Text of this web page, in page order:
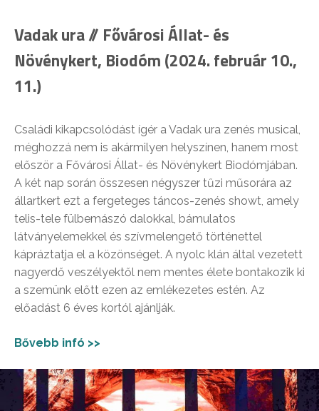
Vadak ura // Fővárosi Állat- és
Növénykert, Biodóm (2024. február 10.,
11.)
Családi kikapcsolódást ígér a Vadak ura zenés musical,
méghozzá nem is akármilyen helyszínen, hanem most
először a Fővárosi Állat- és Növénykert Biodómjában.
A két nap során összesen négyszer tűzi műsorára az
állartkert ezt a fergeteges táncos-zenés showt, amely
telis-tele fülbemászó dalokkal, bámulatos
látványelemekkel és szívmelengető történettel
kápráztatja el a közönséget. A nyolc klán által vezetett
nagyerdő veszélyektől nem mentes élete bontakozik ki
a szemünk előtt ezen az emlékezetes estén. Az
előadást 6 éves kortól ajánlják.
Bővebb infó >>